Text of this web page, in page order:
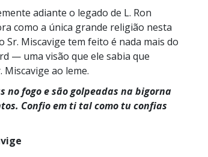
adiante o legado de L. Ron
como a única grande religião nesta
Sr. Miscavige tem feito é nada mais do
— uma visão que ele sabia que
ao leme.
no fogo e são golpeadas na bigorna
Confio em ti tal como tu confias